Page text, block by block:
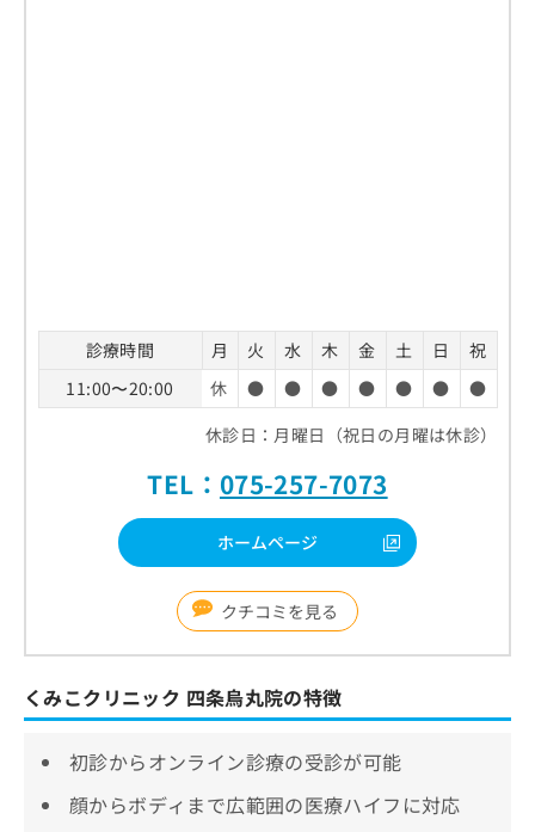
診療時間 月 火 水 木 金 土 日
祝
11:00〜20:00
休 ● ● ● ● ● ●
●
休診日：月曜日（祝日の月曜は休診）
TEL： 075-257-7073
ホームページ
クチコミを見る
くみこクリニック 四条烏丸院の特徴
初診からオンライン診療の受診が可能
顔からボディまで広範囲の医療ハイフに対応